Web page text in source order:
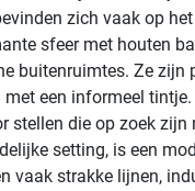
zich vaak op
sfeer met houten
buitenruimtes. Ze zijn
een informeel tintje.
stellen die op zoek zijn
setting, is een
vaak strakke lijnen,